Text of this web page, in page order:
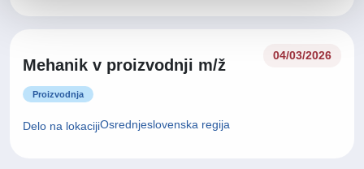
Mehanik v proizvodnji m/ž
04/03/2026
Proizvodnja
Delo na lokacijiOsrednjeslovenska regija